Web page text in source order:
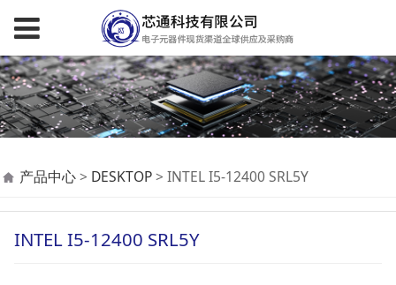
INTEL I5-12400 SRL5Y
产品中心> DESKTOP> INTEL I5-12400 SRL5Y
INTEL I5-12400 SRL5Y